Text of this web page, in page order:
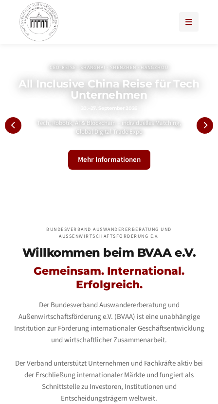
CEO-REISE · SHANGHAI · SHENZHEN · HANGZHOU
All Inclusive China Reise für Tech
Unternehmen
20.–27. September 2026
Tech, Robotik, AI & Blockchain – individuelles Matching,
Global Digital Trade Expo
Mehr Informationen
BUNDESVERBAND AUSWANDERERBERATUNG UND
AUSSENWIRTSCHAFTSFÖRDERUNG E.V.
Willkommen beim BVAA e.V.
Gemeinsam. International.
Erfolgreich.
Der Bundesverband Auswandererberatung und
Außenwirtschaftsförderung e.V. (BVAA) ist eine unabhängige
Institution zur Förderung internationaler Geschäftsentwicklung
und wirtschaftlicher Zusammenarbeit.
Der Verband unterstützt Unternehmen und Fachkräfte aktiv bei
der Erschließung internationaler Märkte und fungiert als
Schnittstelle zu Investoren, Institutionen und
Entscheidungsträgern weltweit.